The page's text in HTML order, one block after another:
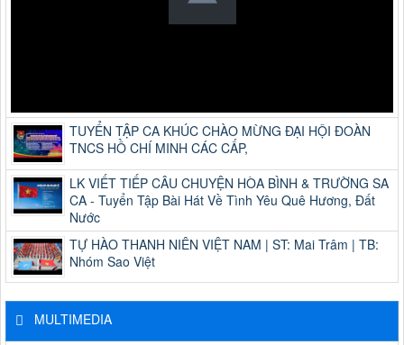
TUYỂN TẬP CA KHÚC CHÀO MỪNG ĐẠI HỘI ĐOÀN
TNCS HỒ CHÍ MINH CÁC CẤP,
LK VIẾT TIẾP CÂU CHUYỆN HÒA BÌNH & TRƯỜNG SA
CA - Tuyển Tập Bài Hát Về Tình Yêu Quê Hương, Đất
Nước
TỰ HÀO THANH NIÊN VIỆT NAM | ST: Mai Trâm | TB:
Nhóm Sao Việt
MULTIMEDIA